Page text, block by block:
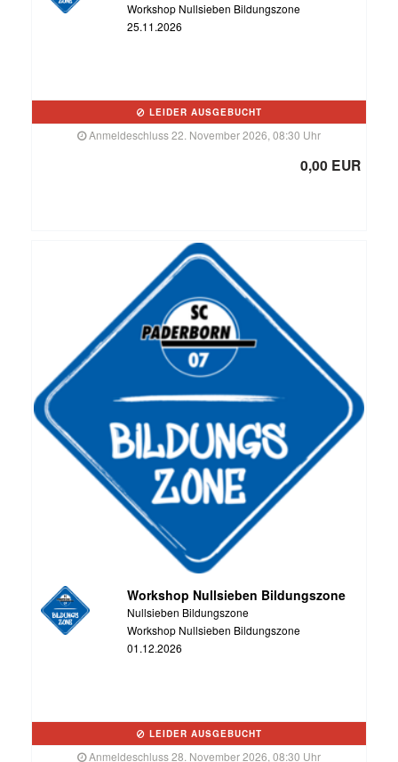
Workshop Nullsieben Bildungszone
25.11.2026
LEIDER AUSGEBUCHT
Anmeldeschluss 22. November 2026, 08:30 Uhr
0,00 EUR
Workshop Nullsieben Bildungszone
Nullsieben Bildungszone
Workshop Nullsieben Bildungszone
01.12.2026
LEIDER AUSGEBUCHT
Anmeldeschluss 28. November 2026, 08:30 Uhr